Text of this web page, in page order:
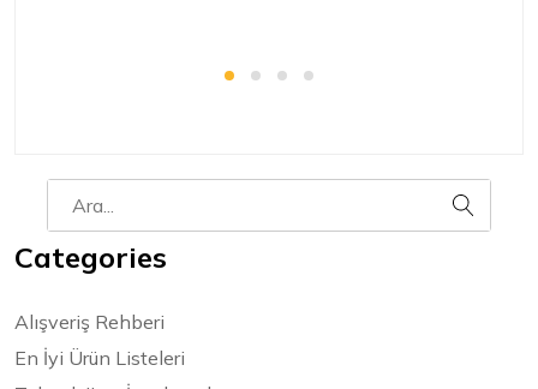
Categories
Alışveriş Rehberi
En İyi Ürün Listeleri